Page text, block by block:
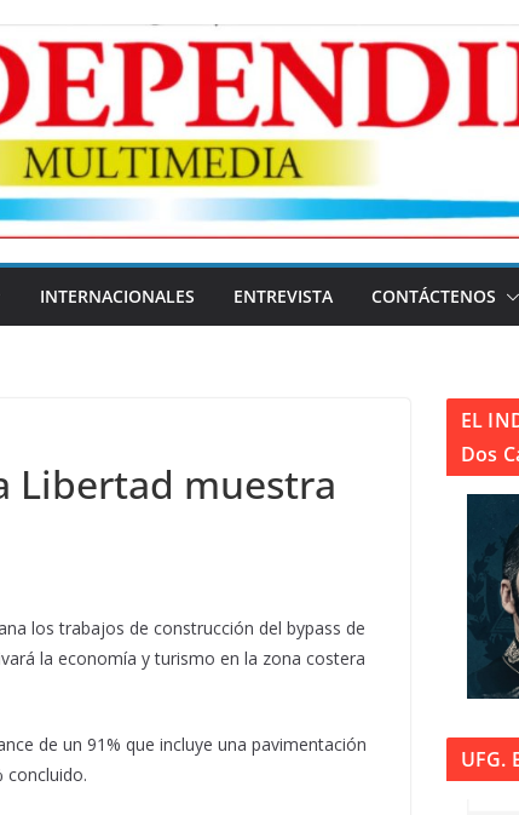
INTERNACIONALES ENTREVISTA CONTÁCTENOS
Libertad muestra
los trabajos de construcción del bypass de
la economía y turismo en la zona costera
de un 91% que incluye una pavimentación
concluido.
EL
Dos
UFG.